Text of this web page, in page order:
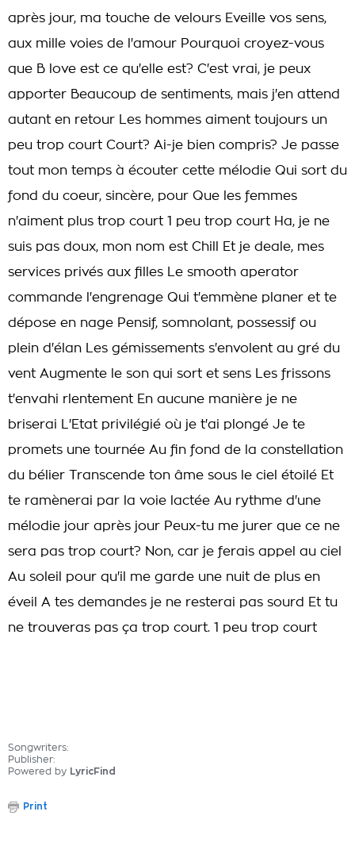
après jour, ma touche de velours Eveille vos sens,
aux mille voies de l'amour Pourquoi croyez-vous
que B love est ce qu'elle est? C'est vrai, je peux
apporter Beaucoup de sentiments, mais j'en attend
autant en retour Les hommes aiment toujours un
peu trop court Court? Ai-je bien compris? Je passe
tout mon temps à écouter cette mélodie Qui sort du
fond du coeur, sincère, pour Que les femmes
n'aiment plus trop court 1 peu trop court Ha, je ne
suis pas doux, mon nom est Chill Et je deale, mes
services privés aux filles Le smooth aperator
commande l'engrenage Qui t'emmène planer et te
dépose en nage Pensif, somnolant, possessif ou
plein d'élan Les gémissements s'envolent au gré du
vent Augmente le son qui sort et sens Les frissons
t'envahi rlentement En aucune manière je ne
briserai L'Etat privilégié où je t'ai plongé Je te
promets une tournée Au fin fond de la constellation
du bélier Transcende ton âme sous le ciel étoilé Et
te ramènerai par la voie lactée Au rythme d'une
mélodie jour après jour Peux-tu me jurer que ce ne
sera pas trop court? Non, car je ferais appel au ciel
Au soleil pour qu'il me garde une nuit de plus en
éveil A tes demandes je ne resterai pas sourd Et tu
ne trouveras pas ça trop court. 1 peu trop court
Songwriters:
Publisher:
Powered by LyricFind
Print